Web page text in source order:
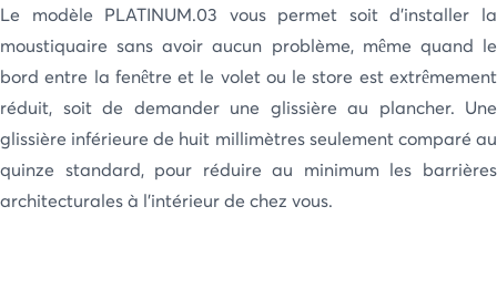
Le modèle PLATINUM.03 vous permet soit d’installer la
moustiquaire sans avoir aucun problème, même quand le
bord entre la fenêtre et le volet ou le store est extrêmement
réduit, soit de demander une glissière au plancher. Une
glissière inférieure de huit millimètres seulement comparé au
quinze standard, pour réduire au minimum les barrières
architecturales à l’intérieur de chez vous.